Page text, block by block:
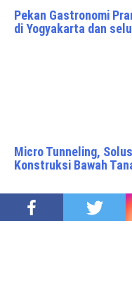
Pekan Gastronomi
di Yogyakarta dan
Micro Tunneling,
Konstruksi Bawah